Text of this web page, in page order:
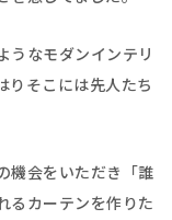
うなモダンインテリ
りそこには先人たち
機会をいただき「誰
るカーテンを作りた